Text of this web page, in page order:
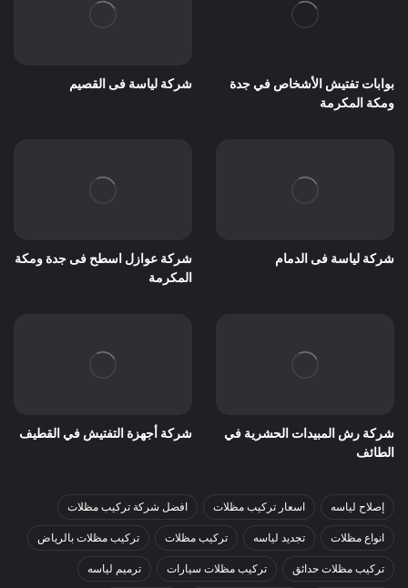
بوابات تفتيش الأشخاص في جدة
ومكة المكرمة
شركة لياسة فى القصيم
شركة لياسة فى الدمام
شركة عوازل اسطح فى جدة ومكة
المكرمة
شركة رش المبيدات الحشرية في
الطائف
شركة أجهزة التفتيش في القطيف
إصلاح لياسه اسعار تركيب مظلات افضل شركة تركيب مظلات
انواع مظلات تجديد لياسه تركيب مظلات تركيب مظلات بالرياض
تركيب مظلات حدائق تركيب مظلات سيارات ترميم لياسه